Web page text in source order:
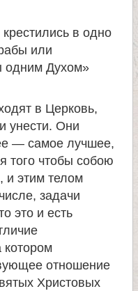
в одно
или
одним Духом»
в Церковь,
унести. Они
— самое лучшее,
того чтобы собою
и этим телом
задачи
это и есть
котором
отношение
Христовых